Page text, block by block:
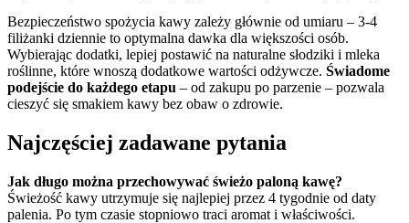
Bezpieczeństwo spożycia kawy zależy głównie od umiaru – 3-4
filiżanki dziennie to optymalna dawka dla większości osób.
Wybierając dodatki, lepiej postawić na naturalne słodziki i mleka
roślinne, które wnoszą dodatkowe wartości odżywcze. Świadome
podejście do każdego etapu – od zakupu po parzenie – pozwala
cieszyć się smakiem kawy bez obaw o zdrowie.
Najczęściej zadawane pytania
Jak długo można przechowywać świeżo paloną kawę?
Świeżość kawy utrzymuje się najlepiej przez 4 tygodnie od daty
palenia. Po tym czasie stopniowo traci aromat i właściwości.